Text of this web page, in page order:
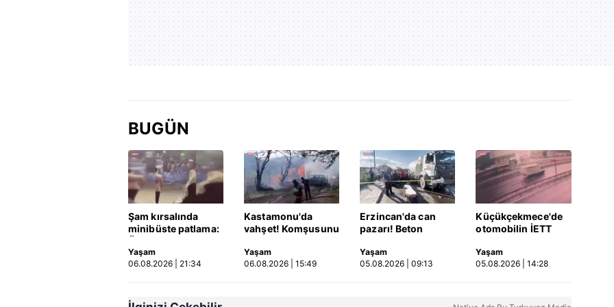
BUGÜN
Şam kırsalında
minibüste patlama:
Yaşam
06.08.2026 | 21:34
Kastamonu'da
vahşet! Komşusunu
aracını ateşe verdi |
Video
Yaşam
06.08.2026 | 15:49
Erzincan'da can
pazarı! Beton
SUV'da anne ve
kızları ağır
Yaşam
05.08.2026 | 09:13
Küçükçekmece'de
otomobilin İETT
kaza kamerada |
Video
Yaşam
05.08.2026 | 14:28